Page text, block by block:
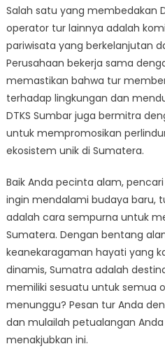
Salah satu yang membedakan
operator tur lainnya adalah
pariwisata yang berkelanjutan
Perusahaan bekerja sama
memastikan bahwa tur
terhadap lingkungan dan
DTKS Sumbar juga bermitra
untuk mempromosikan
ekosistem unik di Sumatera.
Baik Anda pecinta alam,
ingin mendalami budaya baru,
adalah cara sempurna untuk
Sumatera. Dengan bentang
keanekaragaman hayati yang
dinamis, Sumatra adalah
memiliki sesuatu untuk semua
menunggu? Pesan tur Anda
dan mulailah petualangan
menakjubkan ini.